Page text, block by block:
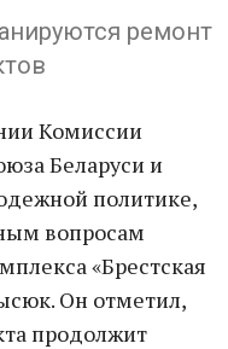
ремонт
Комиссии
Беларуси и
политике,
вопросам
«Брестская
Он отметил,
продолжит